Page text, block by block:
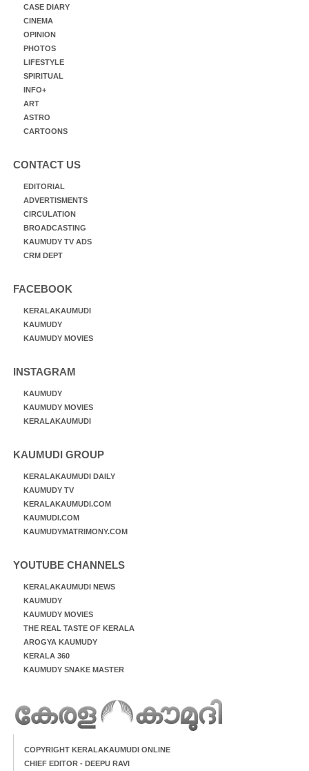
CASE DIARY
CINEMA
OPINION
PHOTOS
LIFESTYLE
SPIRITUAL
INFO+
ART
ASTRO
CARTOONS
CONTACT US
EDITORIAL
ADVERTISMENTS
CIRCULATION
BROADCASTING
KAUMUDY TV ADS
CRM DEPT
FACEBOOK
KERALAKAUMUDI
KAUMUDY
KAUMUDY MOVIES
INSTAGRAM
KAUMUDY
KAUMUDY MOVIES
KERALAKAUMUDI
KAUMUDI GROUP
KERALAKAUMUDI DAILY
KAUMUDY TV
KERALAKAUMUDI.COM
KAUMUDI.COM
KAUMUDYMATRIMONY.COM
YOUTUBE CHANNELS
KERALAKAUMUDI NEWS
KAUMUDY
KAUMUDY MOVIES
THE REAL TASTE OF KERALA
AROGYA KAUMUDY
KERALA 360
KAUMUDY SNAKE MASTER
COPYRIGHT KERALAKAUMUDI ONLINE
CHIEF EDITOR - DEEPU RAVI